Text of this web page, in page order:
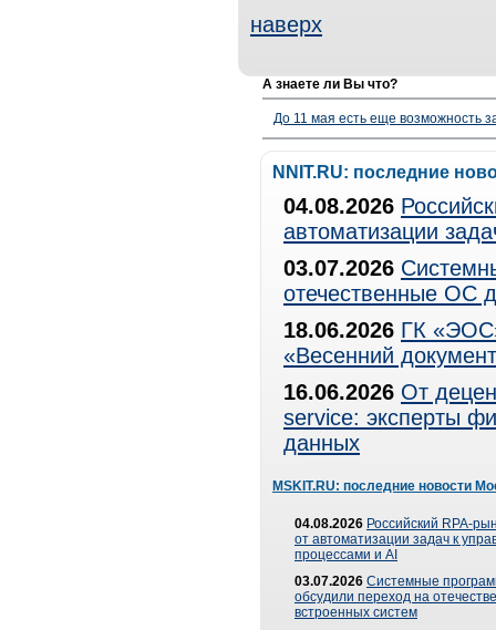
наверх
А знаете ли Вы что?
До 11 мая есть еще возможность
NNIT.RU: последние
04.08.2026
автоматизации
03.07.2026
отечественные ОС
18.06.2026 ГК
«Весенний
16.06.2026 От
service: эксперты
данных
MSKIT.RU: последние новости
04.08.2026 Российский RPA-
от автоматизации задач к
процессами и AI
03.07.2026 Системные
обсудили переход на
встроенных систем